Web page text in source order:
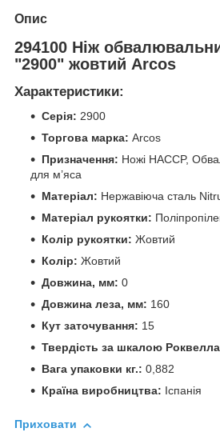
Опис
294100 Ніж
"2900" жовтий Arcos
Характеристики:
Серія: 2900
Торгова марка: Arcos
Призначення: Ножі HACCP,
для м’яса
Матеріал: Нержавіюча сталь
Матеріал рукоятки:
Колір рукоятки: Жовтий
Колір: Жовтий
Довжина, мм: 0
Довжина леза, мм: 160
Кут заточування: 15
Твердість за шкалою
Вага упаковки кг.: 0,882
Країна виробництва: Іспанія
Приховати